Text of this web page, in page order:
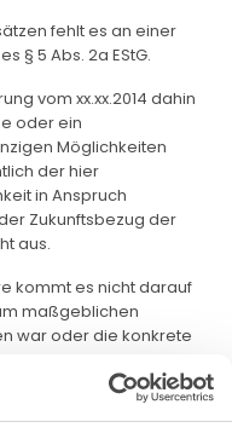
fehlt es an einer
§ 5 Abs. 2a EStG.
vom xx.xx.2014 dahin
oder ein
Möglichkeiten
der hier
in Anspruch
Zukunftsbezug der
aus.
kommt es nicht darauf
maßgeblichen
war oder die konkrete